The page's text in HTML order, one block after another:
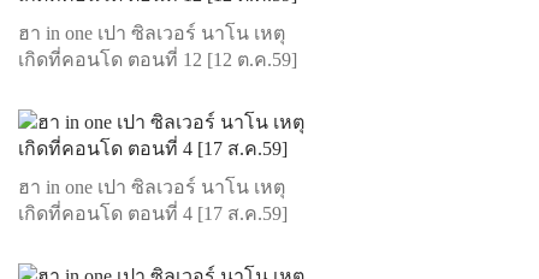
ฮา in one เปา ซิลเวอร์ นาโน เหตุ
เกิดที่คอนโด ตอนที่ 12 [12 ต.ค.59]
ฮา in one เปา ซิลเวอร์ นาโน เหตุ
เกิดที่คอนโด ตอนที่ 4 [17 ส.ค.59]